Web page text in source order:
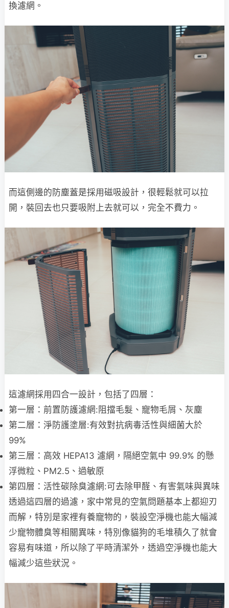
換濾網。
而這側邊的防塵蓋是採用磁吸設計，很輕鬆就可以拉
開，裝回去也只要吸附上去就可以，完全不費力。
這濾網採用四合一設計，包括了四層：
第一層：前置防護濾網:阻擋毛髮、寵物毛屑、灰塵
第二層：淨防護塗層:有效對抗病毒活性與細菌大於
99%
第三層：高效 HEPA13 濾網，隔絕空氣中 99.9% 的懸
浮微粒、PM2.5、過敏原
第四層：活性碳除臭濾網:可去除甲醛、有害氣味與異味
透過這四層的過濾，家中常見的空氣問題基本上都迎刃
而解，特別是家裡有養寵物的，裝設空淨機也能大幅減
少寵物體臭等相關異味，特別像貓狗的毛堆積久了就會
容易有味道，所以除了平時清潔外，透過空淨機也能大
幅減少這些狀況。